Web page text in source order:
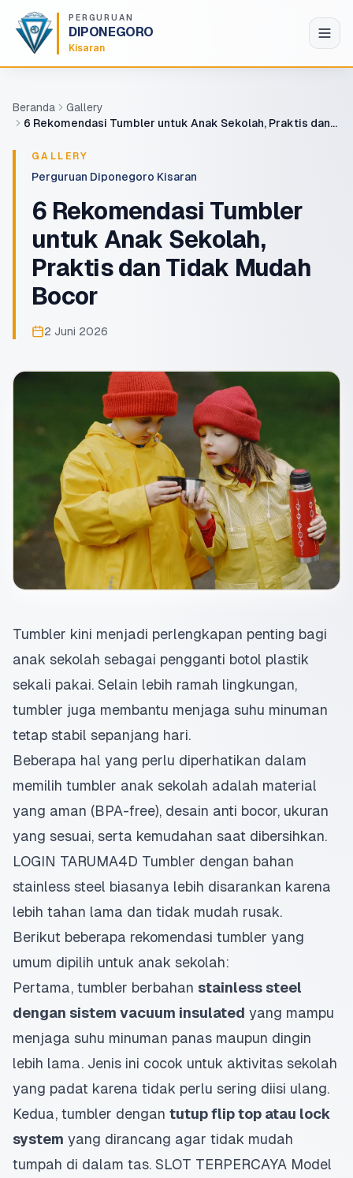
Lompat ke konten utama
PERGURUAN
DIPONEGORO
Kisaran
Beranda
Gallery
6 Rekomendasi Tumbler untuk Anak Sekolah, Praktis dan
GALLERY
Perguruan Diponegoro Kisaran
6 Rekomendasi Tumbler
untuk Anak Sekolah,
Praktis dan Tidak Mudah
Bocor
2 Juni 2026
Tumbler kini menjadi perlengkapan penting bagi
anak sekolah sebagai pengganti botol plastik
sekali pakai. Selain lebih ramah lingkungan,
tumbler juga membantu menjaga suhu minuman
tetap stabil sepanjang hari.
Beberapa hal yang perlu diperhatikan dalam
memilih tumbler anak sekolah adalah material
yang aman (BPA-free), desain anti bocor, ukuran
yang sesuai, serta kemudahan saat dibersihkan.
LOGIN TARUMA4D Tumbler dengan bahan
stainless steel biasanya lebih disarankan karena
lebih tahan lama dan tidak mudah rusak.
Berikut beberapa rekomendasi tumbler yang
umum dipilih untuk anak sekolah:
Pertama, tumbler berbahan stainless steel
dengan sistem vacuum insulated yang mampu
menjaga suhu minuman panas maupun dingin
lebih lama. Jenis ini cocok untuk aktivitas sekolah
yang padat karena tidak perlu sering diisi ulang.
Kedua, tumbler dengan tutup flip top atau lock
system yang dirancang agar tidak mudah
tumpah di dalam tas. SLOT TERPERCAYA Model